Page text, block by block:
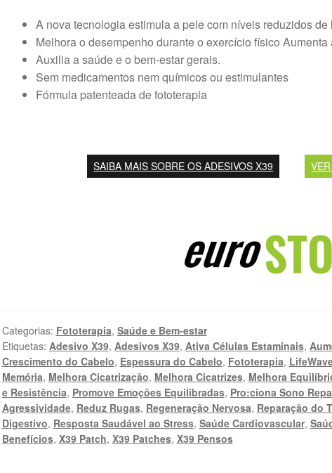
A nova tecnologia estimula a pele com níveis reduzidos
Melhora o desempenho durante o exercício físico
Auxilia a saúde e o bem-estar gerais.
Sem medicamentos nem químicos ou estimulantes
Fórmula patenteada de fototerapia
SAIBA MAIS SOBRE OS ADESIVOS X39
Categorias: Fototerapia, Saúde e Bem-estar
Etiquetas: Adesivo X39, Adesivos X39, Ativa Células Estaminais,
Crescimento do Cabelo, Espessura do Cabelo, Fototerapia,
Memória, Melhora Cicatrização, Melhora Cicatrizes, Melhora
e Resistência, Promove Emoções Equilibradas, Pro:ciona Sono
Agressividade, Reduz Rugas, Regeneração Nervosa, Reparação do
Digestivo, Resposta Saudável ao Stress, Saúde Cardiovascular,
Benefícios, X39 Patch, X39 Patches, X39 Pensos